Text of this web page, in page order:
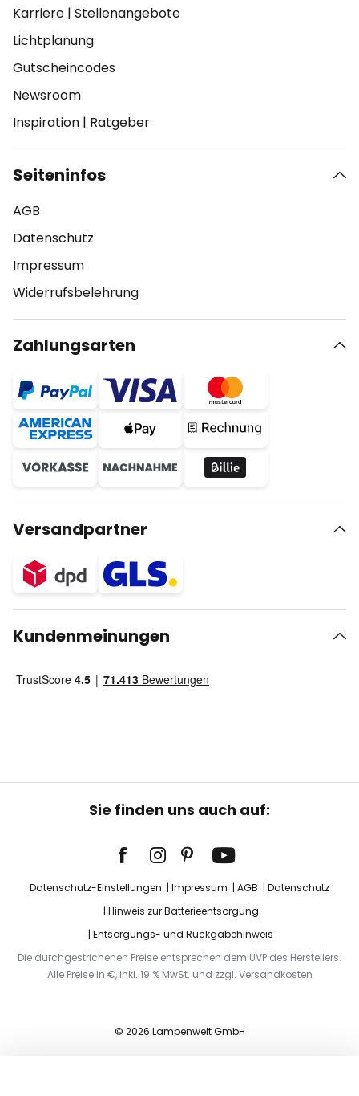
Karriere | Stellenangebote
Lichtplanung
Gutscheincodes
Newsroom
Inspiration | Ratgeber
Seiteninfos
AGB
Datenschutz
Impressum
Widerrufsbelehrung
Zahlungsarten
Versandpartner
Kundenmeinungen
Sie finden uns auch auf:
Datenschutz-Einstellungen Impressum AGB
Datenschutz
Hinweis zur Batterieentsorgung
Entsorgungs- und Rückgabehinweis
Die durchgestrichenen Preise entsprechen dem UVP des Herstellers.
Alle Preise in €, inkl. 19 % MwSt. und zzgl. Versandkosten
© 2026 Lampenwelt GmbH